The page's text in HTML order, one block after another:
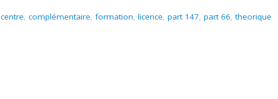
centre, complémentaire, formation, licence, part 147, part 66,theorique